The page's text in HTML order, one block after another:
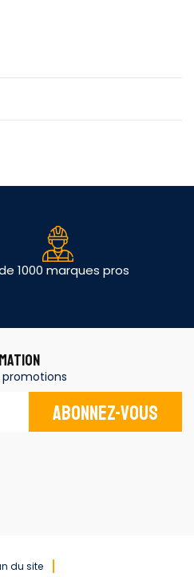
1000 marques pros
Abonnez-vous
du site